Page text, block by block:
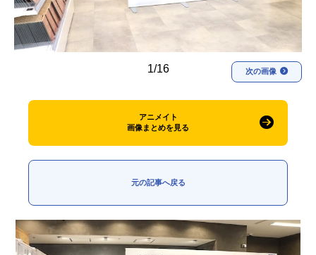
春アニメ 夏アニメ
秋アニメ 冬アニメ
FOLLOW US
1/16 次の画像
アニメイト
画像まとめを見る
元の記事へ戻る